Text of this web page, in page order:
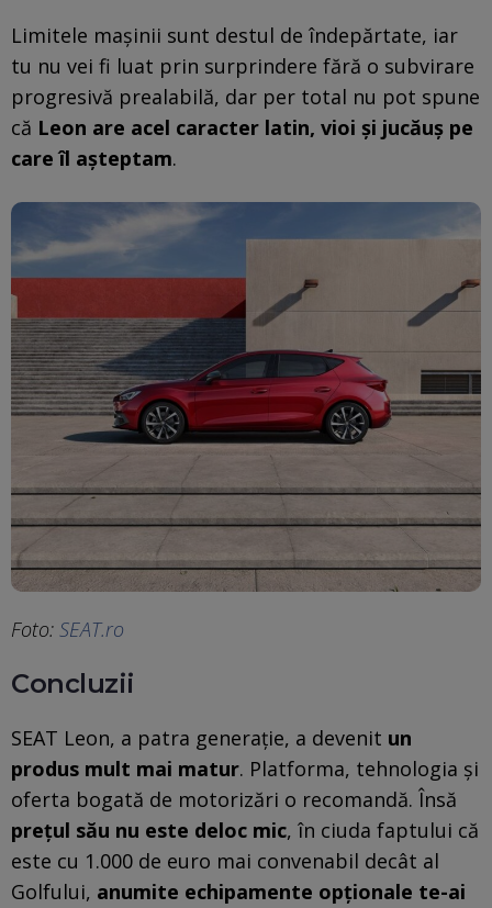
Limitele mașinii sunt destul de îndepărtate, iar
tu nu vei fi luat prin surprindere fără o subvirare
progresivă prealabilă, dar per total nu pot spune
că Leon are acel caracter latin, vioi și jucăuș pe
care îl așteptam.
Foto: SEAT.ro
Concluzii
SEAT Leon, a patra generație, a devenit un
produs mult mai matur. Platforma, tehnologia și
oferta bogată de motorizări o recomandă. Însă
prețul său nu este deloc mic, în ciuda faptului că
este cu 1.000 de euro mai convenabil decât al
Golfului, anumite echipamente opționale te-ai